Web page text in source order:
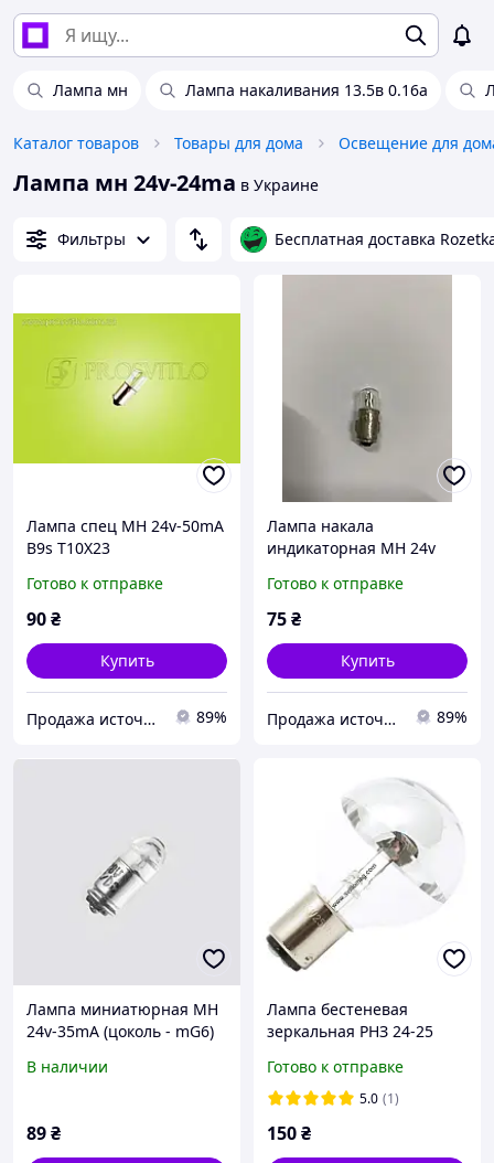
Лампа мн Лампа накаливания 13.5в 0.16а
Каталог товаров Товары для дома Освещение для
Лампа мн 24v-24ma в Украине
Фильтры Бесплатная доставка
Лампа спец МН 24v-50mA
B9s T10X23
Готово к отправке
90₴
Купить
Продажа источников света специального и бытового назначения 89%
Лампа накала
индикаторная МН 24v
Готово к отправке
75₴
Купить
Продажа источников света специального и бытового назначения 89%
Лампа миниатюрная МН
24v-35mA (цоколь - mG6)
В наличии
89₴
Лампа бестеневая
зеркальная РНЗ 24-25
Готово к отправке
5.0 (1)
150₴